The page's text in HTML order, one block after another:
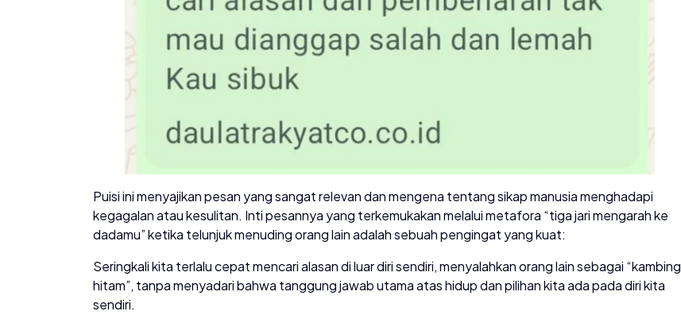
Puisi ini menyajikan pesan yang sangat relevan dan mengena tentang sikap manusia menghadapi
kegagalan atau kesulitan. Inti pesannya yang terkemukakan melalui metafora “tiga jari mengarah ke
dadamu” ketika telunjuk menuding orang lain adalah sebuah pengingat yang kuat:
Seringkali kita terlalu cepat mencari alasan di luar diri sendiri, menyalahkan orang lain sebagai “kambing
hitam”, tanpa menyadari bahwa tanggung jawab utama atas hidup dan pilihan kita ada pada diri kita
sendiri.